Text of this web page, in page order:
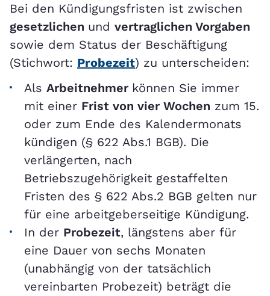
Bei den Kündigungsfristen ist zwischen
gesetzlichen und vertraglichen Vorgaben
sowie dem Status der Beschäftigung
(Stichwort: Probezeit) zu unterscheiden:
Als Arbeitnehmer können Sie immer
mit einer Frist von vier Wochen zum 15.
oder zum Ende des Kalendermonats
kündigen (§ 622 Abs.1 BGB). Die
verlängerten, nach
Betriebszugehörigkeit gestaffelten
Fristen des § 622 Abs.2 BGB gelten nur
für eine arbeitgeberseitige Kündigung.
In der Probezeit, längstens aber für
eine Dauer von sechs Monaten
(unabhängig von der tatsächlich
vereinbarten Probezeit) beträgt die